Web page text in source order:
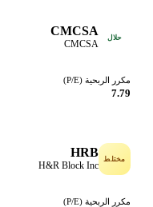
حلال CMCSA
CMCSA
مكرر الربحية (P/E)
7.79
مختلط HRB
H&R Block Inc
مكرر الربحية (P/E)